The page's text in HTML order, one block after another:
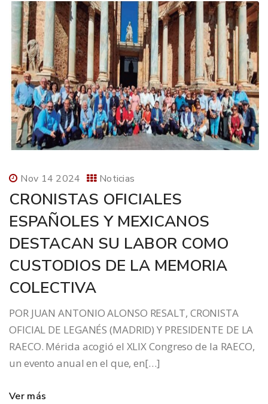
Nov 14 2024 Noticias
CRONISTAS OFICIALES
ESPAÑOLES Y MEXICANOS
DESTACAN SU LABOR COMO
CUSTODIOS DE LA MEMORIA
COLECTIVA
POR JUAN ANTONIO ALONSO RESALT, CRONISTA
OFICIAL DE LEGANÉS (MADRID) Y PRESIDENTE DE LA
RAECO. Mérida acogió el XLIX Congreso de la RAECO,
un evento anual en el que, en[…]
Ver más